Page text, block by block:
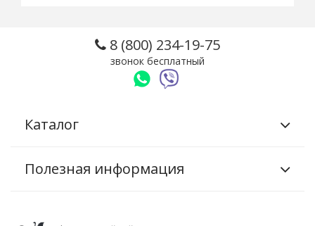
8 (800) 234-19-75
звонок бесплатный
Каталог
Полезная информация